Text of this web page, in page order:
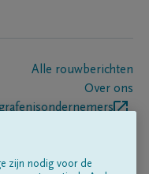
Alle rouwberichten
Over ons
zijn nodig voor de